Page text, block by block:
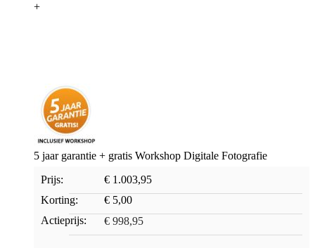
+
5 jaar garantie + gratis Workshop Digitale Fotografie
Prijs:
€ 1.003,95
Korting:
€ 5,00
Actieprijs:
€ 998,95